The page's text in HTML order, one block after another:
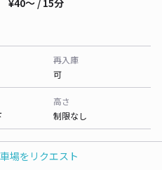
場をリクエスト
¥40〜 / 15分
再入庫
可
高さ
制限なし
型車ワンボックス 大型車・SUV